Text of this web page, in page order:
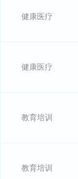
健康医疗
健康医疗
教育培训
教育培训